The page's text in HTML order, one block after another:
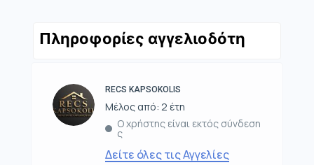
Πληροφορίες αγγελιοδότη
RECS KAPSOKOLIS
Μέλος από: 2 έτη
Ο χρήστης είναι εκτός σύνδεση
ς
Δείτε όλες τις Αγγελίες